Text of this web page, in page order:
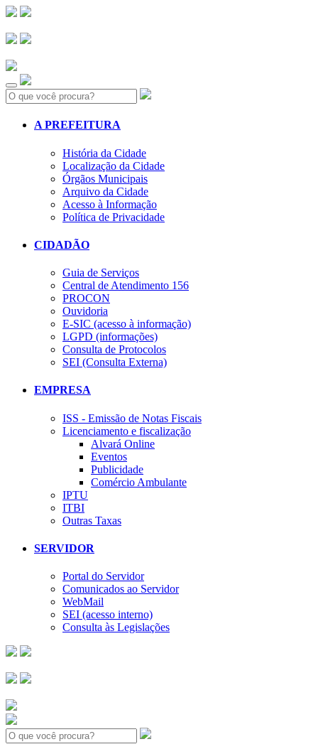
Search:
A PREFEITURA
História da Cidade
Localização da Cidade
Órgãos Municipais
Arquivo da Cidade
Acesso à Informação
Política de Privacidade
CIDADÃO
Guia de Serviços
Central de Atendimento 156
PROCON
Ouvidoria
E-SIC (acesso à informação)
LGPD (informações)
Consulta de Protocolos
SEI (Consulta Externa)
EMPRESA
ISS - Emissão de Notas Fiscais
Licenciamento e fiscalização
Alvará Online
Eventos
Publicidade
Comércio Ambulante
IPTU
ITBI
Outras Taxas
SERVIDOR
Portal do Servidor
Comunicados ao Servidor
WebMail
SEI (acesso interno)
Consulta às Legislações
Search: